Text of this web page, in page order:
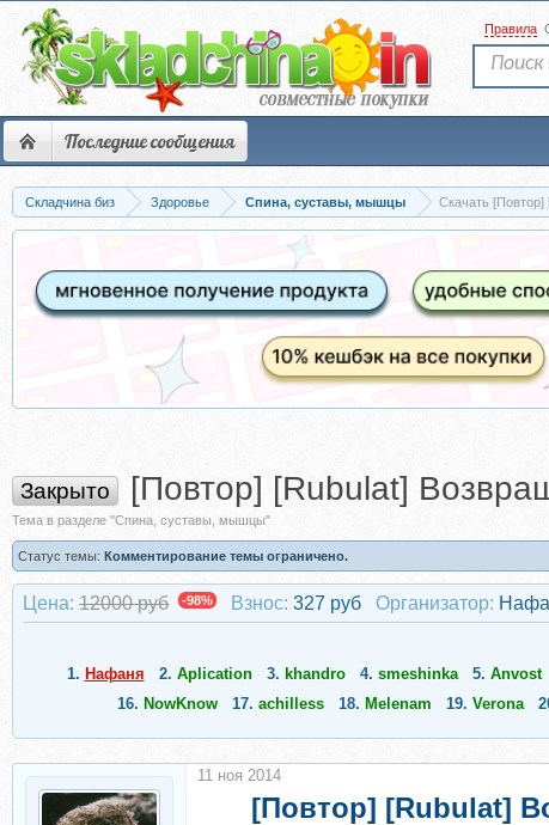
Последние сообщения
Правила
Складчина биз Здоровье Спина, суставы, мышцы Скачать [Повтор]
Закрыто [Повтор] [Rubulat]
Тема в разделе "Спина, суставы, мышцы"
Статус темы: Комментирование темы ограничено.
Цена: 12000 руб -98% Взнос: 327 руб Организатор:
1. Нафаня 2. Aplication 3. khandro 4. smeshinka 5. Anvost
16. NowKnow 17. achilless 18. Melenam 19. Verona
[Повтор] [Rubulat]
11 ноя 2014